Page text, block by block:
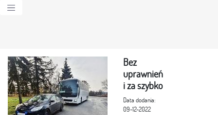
Bez
uprawnień
i za szybko
Data dodania:
09-12-2022